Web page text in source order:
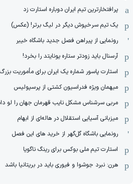
پرافتخارترین تیم ایران دوباره استارت زد
یک تیم سرخپوش دیگر در لیگ برتر! (عکس)
رونمایی از پیراهن فصل جدید باشگاه خیبر
آرسنال باید زودتر ستاره یونایتد را بخرد!
استارت پاسور شماره یک ایران برای مأموریت بزرگ
میهمان ویژه فدراسیون کشتی از پرسپولیس
مربی سرشناس مشکل نایب قهرمان جهان را لو
میزبانی آسیایی استقلال در هاله‌ای از ابهام
رونمایی باشگاه گل‌گهر از خرید های این فصل
استارت تیم ملی بوکس برای رینگ ناگویا
هرن: نبرد جوشوا و فیوری باید در بریتانیا باشد